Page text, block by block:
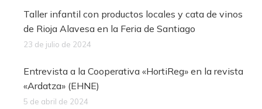
Taller infantil con productos locales y cata de vinos
de Rioja Alavesa en la Feria de Santiago
23 de julio de 2024
Entrevista a la Cooperativa «HortiReg» en la revista
«Ardatza» (EHNE)
5 de abril de 2024